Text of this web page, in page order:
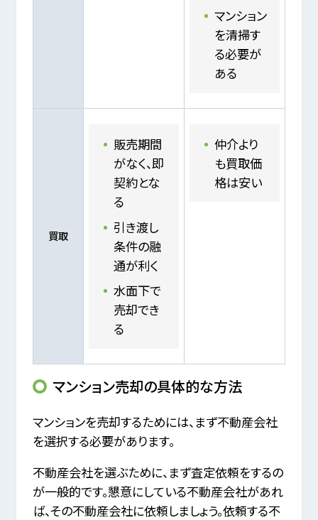
マンション
を清掃す
る必要が
ある
買取
販売期間
がなく、即
契約とな
る
引き渡し
条件の融
通が利く
水面下で
売却でき
る
仲介より
も買取価
格は安い
マンション売却の具体的な方法
マンションを売却するためには、まず不動産会社
を選択する必要があります。
不動産会社を選ぶために、まず査定依頼をするの
が一般的です。懇意にしている不動産会社があれ
ば、その不動産会社に依頼しましょう。依頼する不